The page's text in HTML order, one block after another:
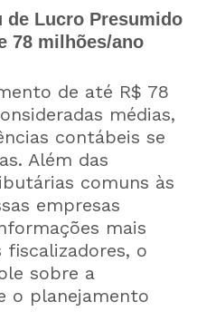
de Lucro Presumido
78 milhões/ano
de até R$ 78
médias,
contábeis se
Além das
comuns às
empresas
mais
fiscalizadores, o
sobre a
o planejamento